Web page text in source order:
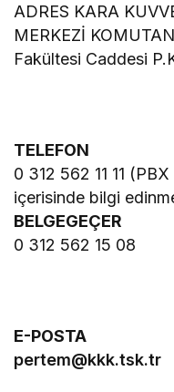
ADRES KARA
MERKEZİ
Fakültesi Caddesi
TELEFON
0 312 562 11 11
içerisinde bilgi
BELGEGEÇER
0 312 562 15 08
E-POSTA
pertem@kkk.tsk.tr